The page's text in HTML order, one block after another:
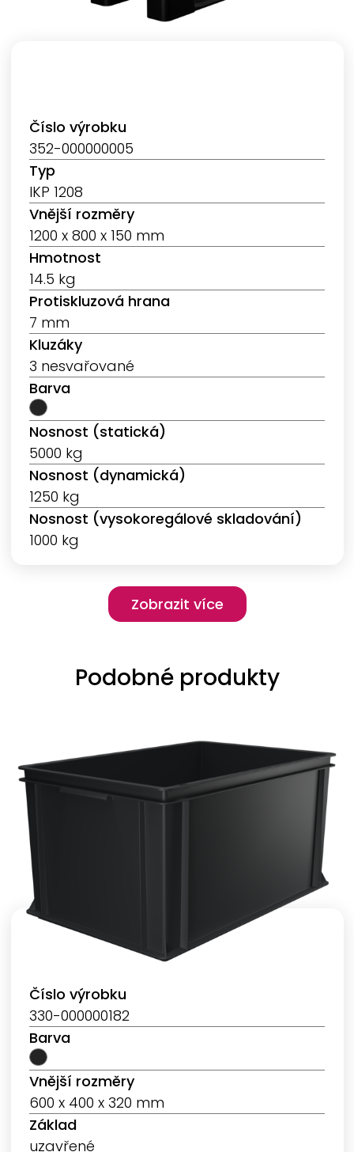
Číslo výrobku
352-000000005
Typ
IKP 1208
Vnější rozměry
1200 x 800 x 150 mm
Hmotnost
14.5 kg
Protiskluzová hrana
7 mm
Kluzáky
3 nesvařované
Barva
Nosnost (statická)
5000 kg
Nosnost (dynamická)
1250 kg
Nosnost (vysokoregálové skladování)
1000 kg
Pagination
Zobrazit více
Zobrazit více
Podobné produkty
Číslo výrobku
330-000000182
Barva
Vnější rozměry
600 x 400 x 320 mm
Základ
uzavřené